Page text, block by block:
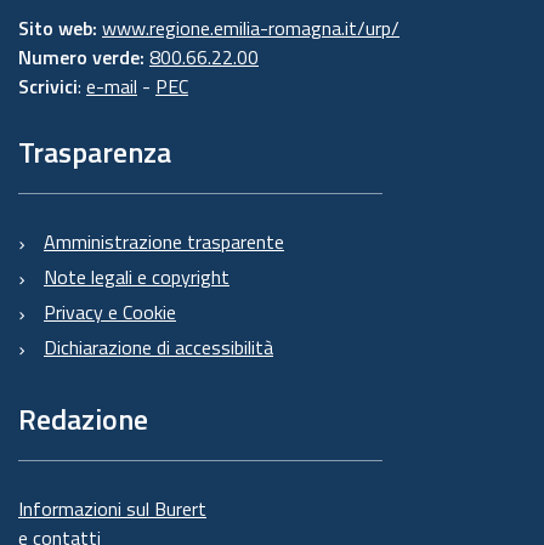
Sito web: www.regione.emilia-romagna.it/urp/
Numero verde: 800.66.22.00
Scrivici: e-mail - PEC
Trasparenza
Amministrazione trasparente
Note legali e copyright
Privacy e Cookie
Dichiarazione di accessibilità
Redazione
Informazioni sul Burert
e contatti